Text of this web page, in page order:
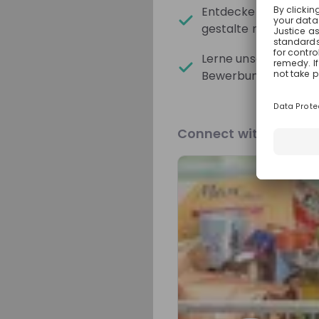
Sign up now!
Chantal
Recruiter at
Live streams
Entdecke die
gestalte mit deinen
Lerne unseren
Bewerbung.
Connect with Our